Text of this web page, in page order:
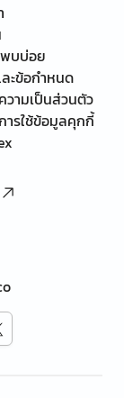
บบ่อย
ละข้อกำหนด
วามเป็นส่วนตัว
ารใช้ข้อมูลคุกกี้